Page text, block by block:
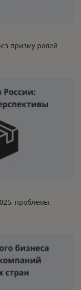
призму ролей
проблемы,